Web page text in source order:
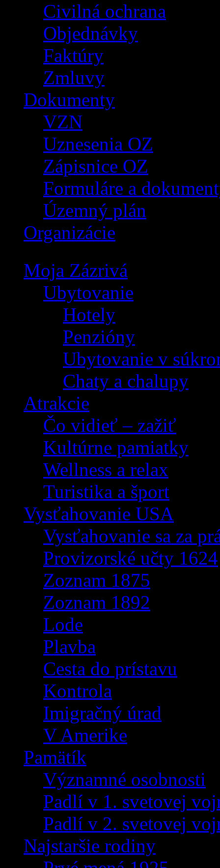
Civilná ochrana
Objednávky
Faktúry
Zmluvy
Dokumenty
VZN
Uznesenia OZ
Zápisnice OZ
Formuláre a
Územný plán
Organizácie
Moja Zázrivá
Ubytovanie
Hotely
Penzióny
Ubytovanie v
Chaty a chalupy
Atrakcie
Čo vidieť – zažiť
Kultúrne pamiatky
Wellness a relax
Turistika a šport
Vysťahovanie USA
Vysťahovanie sa za
Provizorské učty 1624
Zoznam 1875
Zoznam 1892
Lode
Plavba
Cesta do prístavu
Kontrola
Imigračný úrad
V Amerike
Pamätík
Významné osobnosti
Padlí v 1. svetovej
Padlí v 2. svetovej
Najstaršie rodiny